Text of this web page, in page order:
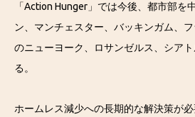
「Action Hunger」では今後、都市部を
ン、マンチェスター、バッキンガム、
のニューヨーク、ロサンゼルス、シア
る。
ホームレス減少への長期的な解決策が